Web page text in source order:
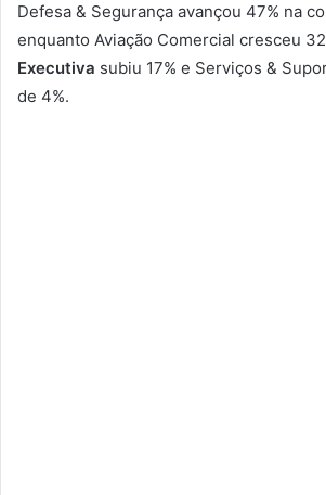
Defesa & Segurança avançou 47% na
enquanto Aviação Comercial cresceu
Executiva subiu 17% e Serviços &
de 4%.